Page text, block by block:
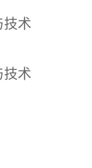
技术
技术